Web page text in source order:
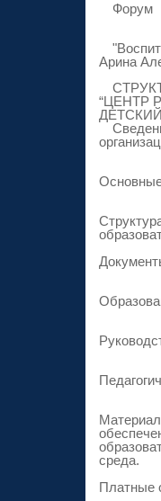
Форум
Арина
“ЦЕНТР
среда.
Платные